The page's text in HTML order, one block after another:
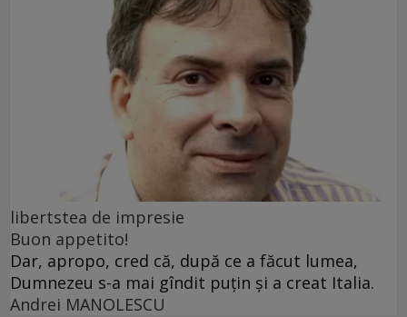
libertstea de impresie
Buon appetito!
Dar, apropo, cred că, după ce a făcut lumea,
Dumnezeu s-a mai gîndit puțin și a creat Italia.
Andrei MANOLESCU